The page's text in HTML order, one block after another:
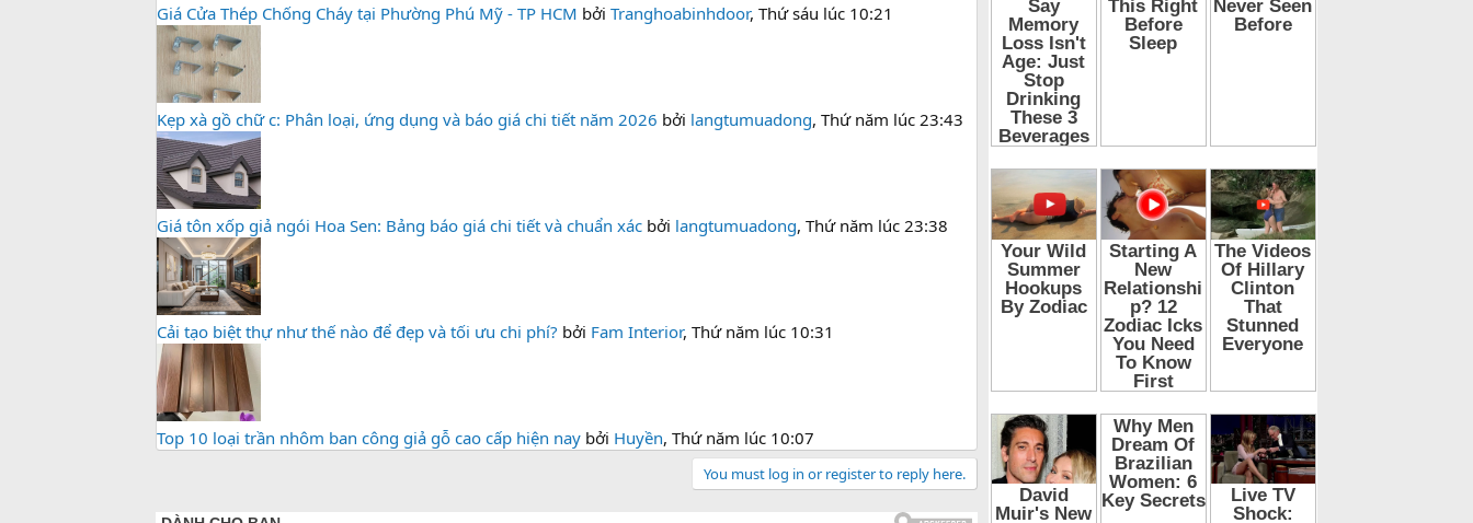
Giá Cửa Thép Chống Cháy tại Phường Phú Mỹ - TP HCM bởi Tranghoabinhdoor, Thứ sáu lúc 10:21
Kẹp xà gồ chữ c: Phân loại, ứng dụng và báo giá chi tiết năm 2026 bởi langtumuadong, Thứ năm lúc 23:43
Giá tôn xốp giả ngói Hoa Sen: Bảng báo giá chi tiết và chuẩn xác bởi langtumuadong, Thứ năm lúc 23:38
Cải tạo biệt thự như thế nào để đẹp và tối ưu chi phí? bởi Fam Interior, Thứ năm lúc 10:31
Top 10 loại trần nhôm ban công giả gỗ cao cấp hiện nay bởi Huyền, Thứ năm lúc 10:07
You must log in or register to reply here.